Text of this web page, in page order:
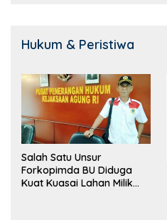
Hukum & Peristiwa
Salah Satu Unsur
Forkopimda BU Diduga
Kuat Kuasai Lahan Milik